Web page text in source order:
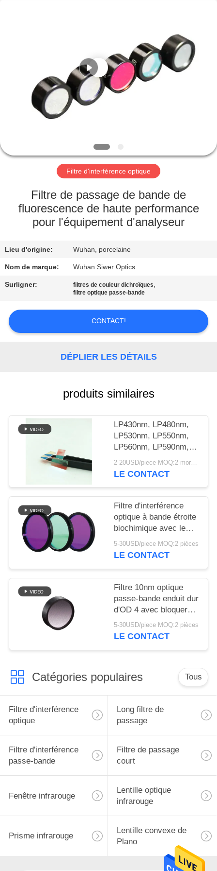
PRODUITS
DE
NOUS
VISITE
D'USINE
DE
QUALITÉ
NOUS
DU
PRIVACY
POLICY
Filtre d'interférence optique
Filtre de passage de bande de
fluorescence de haute performance
pour l'équipement d'analyseur
Lieu d'origine: Wuhan, porcelaine
Nom de marque: Wuhan Siwer Optics
Surligner: filtres de couleur dichroïques,
filtre optique passe-bande
CONTACT!
DÉPLIER LES DÉTAILS
produits similaires
LP430nm, LP480nm,
LP530nm, LP550nm,
LP560nm, LP590nm,
LP640nm, LP690,
LP670nm, filtre
2-20USD/piece MOQ:2 morceaux
LE CONTACT
Filtre d'interférence
optique à bande étroite
biochimique avec le
chanfrein de 0.2-
0.5mm
5-30USD/piece MOQ:2 pièces
LE CONTACT
Filtre 10nm optique
passe-bande enduit dur
d'OD 4 avec bloquer
profondément
5-30USD/piece MOQ:2 pièces
LE CONTACT
Catégories populaires Tous
Filtre d'interférence
optique
Long filtre de
passage
Filtre d'interférence
passe-bande
Filtre de passage
court
Fenêtre infrarouge
Lentille optique
infrarouge
Prisme infrarouge
Lentille convexe de
Plano